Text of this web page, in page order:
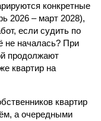
конкретные
2026 – март 2028),
если судить по
не началась? При
продолжают
квартир на
квартир
а очередными